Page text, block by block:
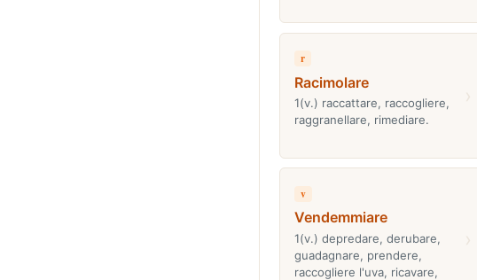
r
Racimolare
1(v.) raccattare, raccogliere,
raggranellare, rimediare.
v
Vendemmiare
1(v.) depredare, derubare,
guadagnare, prendere,
raccogliere l'uva, ricavare,